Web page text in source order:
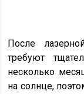
После
требуют
несколько
на солнце,